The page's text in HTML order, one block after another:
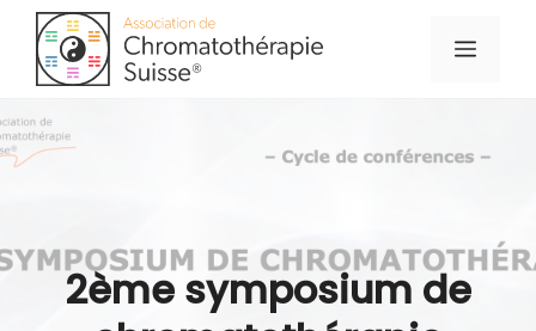
Aller
contenu
Menu
2ème symposium de